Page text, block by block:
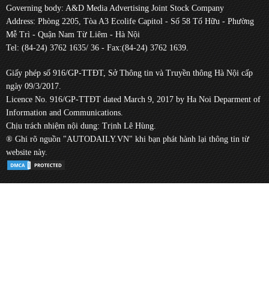
Governing body: A&D Media Advertising Joint Stock Company
Address: Phòng 2205, Tòa A3 Ecolife Capitol - Số 58 Tố Hữu - Phường
Mễ Trì - Quận Nam Từ Liêm - Hà Nội
Tel: (84-24) 3762 1635/ 36 - Fax:(84-24) 3762 1639.
Giấy phép số 916/GP-TTĐT, Sở Thông tin và Truyền thông Hà Nội cấp
ngày 09/3/2017.
Licence No. 916/GP-TTĐT dated March 9, 2017 by Ha Noi Deparment of
Information and Communications.
Chịu trách nhiệm nội dung: Trịnh Lê Hùng.
® Ghi rõ nguồn "AUTODAILY.VN" khi bạn phát hành lại thông tin từ
website này.